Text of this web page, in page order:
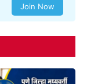
Join Now